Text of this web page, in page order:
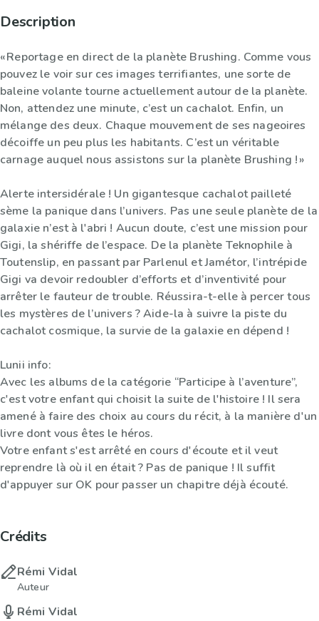
Description
« Reportage en direct de la planète Brushing. Comme vous
pouvez le voir sur ces images terrifiantes, une sorte de
baleine volante tourne actuellement autour de la planète.
Non, attendez une minute, c’est un cachalot. Enfin, un
mélange des deux. Chaque mouvement de ses nageoires
décoiffe un peu plus les habitants. C’est un véritable
carnage auquel nous assistons sur la planète Brushing ! »
Alerte intersidérale ! Un gigantesque cachalot pailleté
sème la panique dans l’univers. Pas une seule planète de la
galaxie n’est à l'abri ! Aucun doute, c’est une mission pour
Gigi, la shériffe de l’espace. De la planète Teknophile à
Toutenslip, en passant par Parlenul et Jamétor, l’intrépide
Gigi va devoir redoubler d’efforts et d’inventivité pour
arrêter le fauteur de trouble. Réussira-t-elle à percer tous
les mystères de l’univers ? Aide-la à suivre la piste du
cachalot cosmique, la survie de la galaxie en dépend !
Lunii info:
Avec les albums de la catégorie “Participe à l’aventure”,
c'est votre enfant qui choisit la suite de l'histoire ! Il sera
amené à faire des choix au cours du récit, à la manière d'un
livre dont vous êtes le héros.
Votre enfant s'est arrêté en cours d'écoute et il veut
reprendre là où il en était ? Pas de panique ! Il suffit
d'appuyer sur OK pour passer un chapitre déjà écouté.
Crédits
Rémi Vidal
Auteur
Rémi Vidal